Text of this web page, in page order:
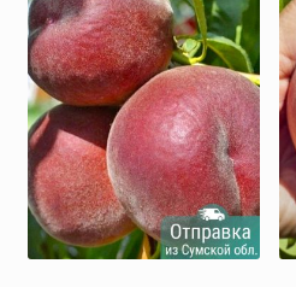
Мой аккаунт
Отправить сообщение
Мы в соцсетях
Скидки